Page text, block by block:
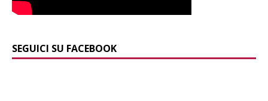
SEGUICI SU FACEBOOK